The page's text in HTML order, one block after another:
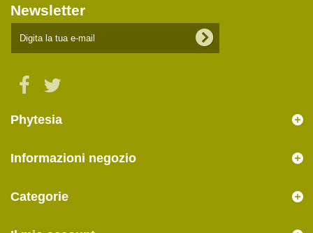
Newsletter
Phytesia
Informazioni negozio
Categorie